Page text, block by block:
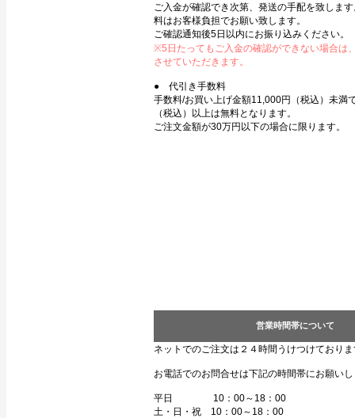
ご入金が確認でき次第、発送の手配を致しま
料はお客様負担でお願い致します。
ご確認通知後5日以内にお振り込みください。
※5日たってもご入金の確認ができない場合は
させていただきます。
● 代引き手数料
手数料/お買い上げ金額11,000円（税込）未満
（税込）以上は無料となります。
ご注文金額が30万円以下の場合に限ります。
営業時間帯について
ネットでのご注文は２４時間うけつけており
お電話でのお問合せは下記の時間帯にお願い
平日 10：00～18：00
土・日・祝 10：00～18：00